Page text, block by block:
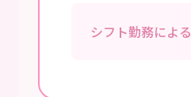
シフト勤務による